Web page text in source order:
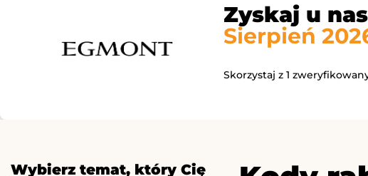
Zyskaj u
Sierpień
Skorzystaj z 1
Wybierz temat, który Cię